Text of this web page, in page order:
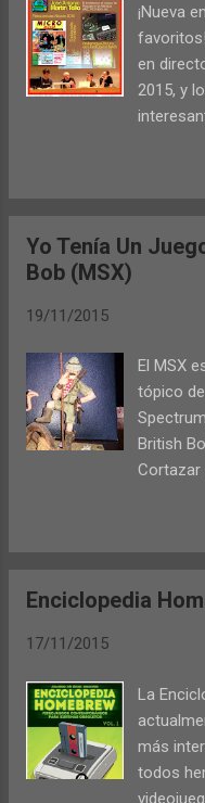
Casa De
año
a
que
tocar
toca
¡Nueva
en
2015, y
Antonio
titulazos
o Pc
cuentan
del libro
que
os
Yo Tenía Un
Bob (MSX)
19/11/2015
El MSX
tópico
British
Cortazar
pueden
acabar
Manic
todos
uso de
con más
que
Enciclopedia
17/11/2015
La
más
todos